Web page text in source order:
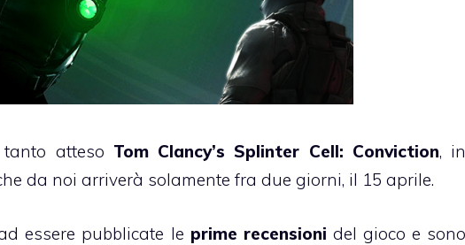
atteso Tom Clancy’s Splinter Cell: Conviction, in
da noi arriverà solamente fra due giorni, il 15 aprile.
essere pubblicate le prime recensioni del gioco e sono